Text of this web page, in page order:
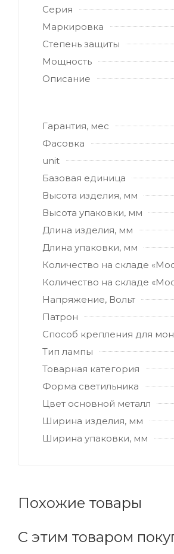
Серия
Маркировка
Степень защиты
Мощность
Описание
Гарантия, мес
Фасовка
unit
Базовая единица
Высота изделия, мм
Высота упаковки, мм
Длина изделия, мм
Длина упаковки, мм
Количество на складе
Количество на складе
Напряжение, Вольт
Патрон
Способ крепления для
Тип лампы
Товарная категория
Форма светильника
Цвет основной металл
Ширина изделия, мм
Ширина упаковки, мм
Похожие товары
С этим товаром